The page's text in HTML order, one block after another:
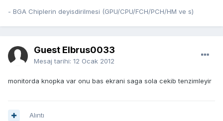
- BGA Chiplerin deyisdirilmesi (GPU/CPU/FCH/PCH/HM ve s)
Guest Elbrus0033
Mesaj tarihi: 12 Ocak 2012
monitorda knopka var onu bas ekrani saga sola cekib tenzimleyir
Alıntı